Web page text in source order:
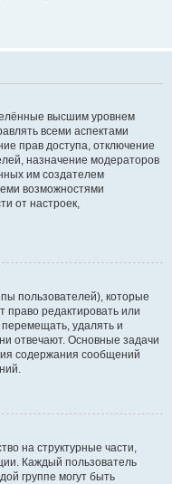
высшим уровнем
всеми аспектами
прав доступа, отключение
назначение модераторов
им создателем
возможностями
от настроек,
пользователей), которые
редактировать или
удалять и
отвечают. Основные задачи
содержания сообщений
на структурные части,
Каждый пользователь
группе могут быть